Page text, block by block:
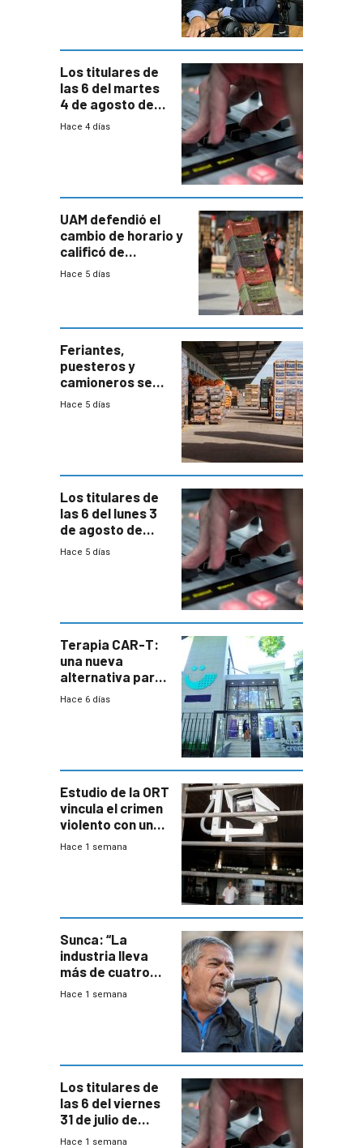
Los titulares de
las 6 del martes
4 de agosto de
2026
Hace 4 días
UAM defendió el
cambio de horario y
calificó de
“desproporcionado”
Hace 5 días
Feriantes,
puesteros y
camioneros se
movilizaron en
Hace 5 días
Los titulares de
las 6 del lunes 3
de agosto de
2026
Hace 5 días
Terapia CAR-T:
una nueva
alternativa para
niños y
Hace 6 días
Estudio de la ORT
vincula el crimen
violento con una
menor creación
Hace 1 semana
Sunca: “La
industria lleva
más de cuatro
meses sin
Hace 1 semana
Los titulares de
las 6 del viernes
31 de julio de
2026
Hace 1 semana